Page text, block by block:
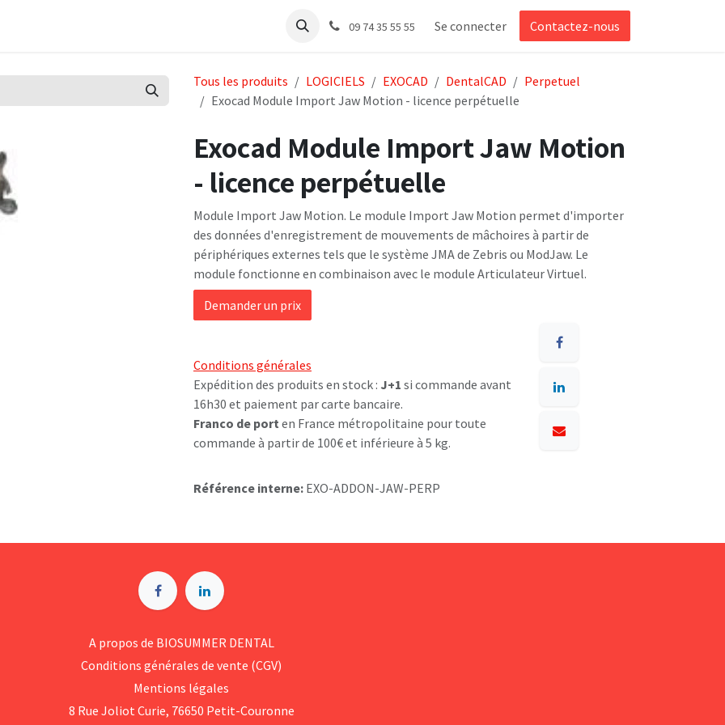
Support09 74 35 55 55 Se connecter Contactez-nous
Tous les produits LOGICIELS EXOCAD DentalCAD
Perpetuel
Exocad Module Import Jaw Motion - licence perpétuelle
Exocad Module Import Jaw Motion
- licence perpétuelle
Module Import Jaw Motion. Le module Import Jaw Motion permet d'importer
des données d'enregistrement de mouvements de mâchoires à partir de
périphériques externes tels que le système JMA de Zebris ou ModJaw. Le
module fonctionne en combinaison avec le module Articulateur Virtuel.
Demander un prix
Conditions générales
Expédition des produits en stock : J+1 si commande avant
16h30 et paiement par carte bancaire.
Franco de port en France métropolitaine pour toute
commande à partir de 100€ et inférieure à 5 kg.
Référence interne: EXO-ADDON-JAW-PERP
A p​ropos de BIOSUMMER DENTAL
Conditions générales d​e vente (CGV)
Mentions légales
8 Rue Jol​iot Curie, 76650 Petit-Couronne